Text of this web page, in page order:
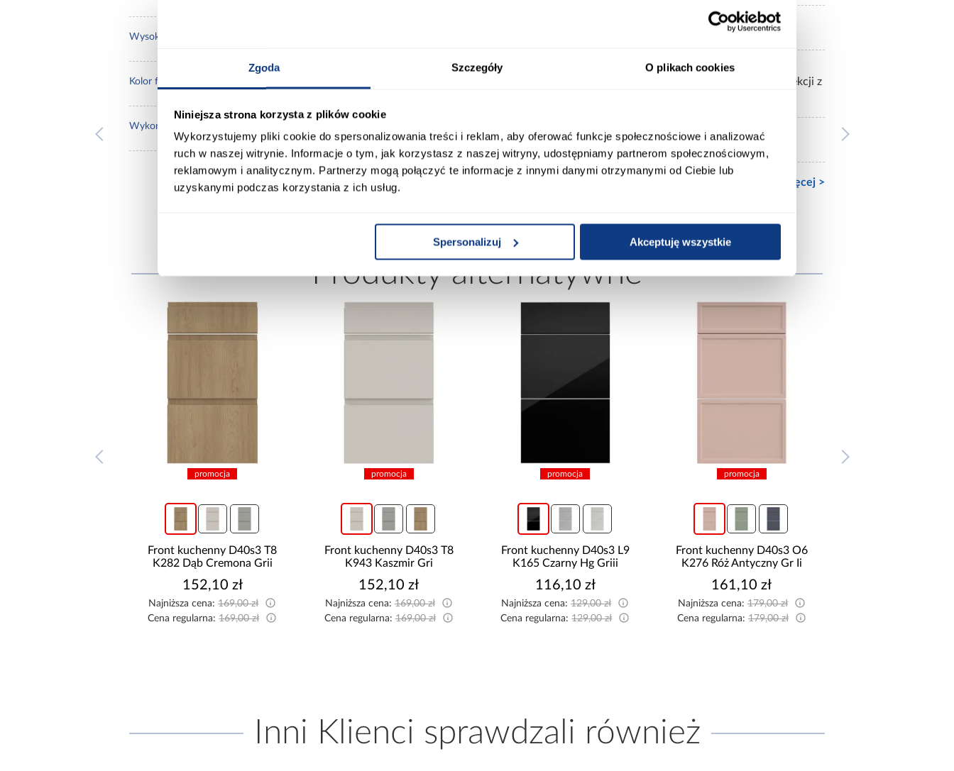
Zgoda Szczegóły O plikach cookies
Niniejsza strona korzysta z plików cookie
Wykorzystujemy pliki cookie do spersonalizowania treści i reklam, aby oferować funkcje społecznościowe i analizować
ruch w naszej witrynie. Informacje o tym, jak korzystasz z naszej witryny, udostępniamy partnerom społecznościowym,
reklamowym i analitycznym. Partnerzy mogą połączyć te informacje z innymi danymi otrzymanymi od Ciebie lub
uzyskanymi podczas korzystania z ich usług.
Spersonalizuj Akceptuję wszystkie
Wysokość [cm]:
Kolor frontów:
Wykończenie frontów:
Front do szafki
Dodatkowe
uchwyty należy zamówić z dostępnej oferty,
dedykowane do tych frontów są korpusy kolekcji z
Uchwyty w komplecie: Nie
Zobacz więcej >
Produkty alternatywne
promocja
Front kuchenny D40s3 T8
K282 Dąb Cremona Grii
152,10 zł
Najniższa cena:169,00 zł
Cena regularna:169,00 zł
promocja
Front kuchenny D40s3 T8
K943 Kaszmir Gri
152,10 zł
Najniższa cena:169,00 zł
Cena regularna:169,00 zł
promocja
Front kuchenny D40s3 L9
K165 Czarny Hg Griii
116,10 zł
Najniższa cena:129,00 zł
Cena regularna:129,00 zł
promocja
Front kuchenny D40s3 O6
K276 Róż Antyczny Gr Ii
161,10 zł
Najniższa cena:179,00 zł
Cena regularna:179,00 zł
Inni Klienci sprawdzali również